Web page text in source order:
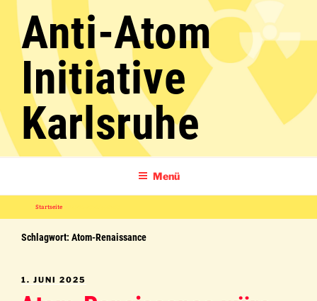
Inhalt
springenAnti-Atom
Initiative
Karlsruhe
Menü
Startseite
Schlagwort: Atom-Renaissance
VERÖFFENTLICHT
1. JUNI 2025